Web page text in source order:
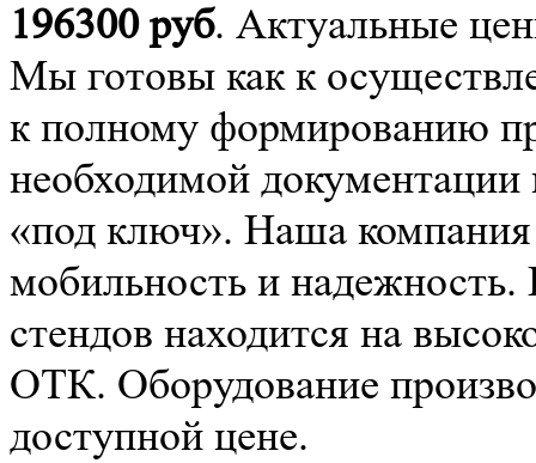
196300руб. Актуальные
Мы готовы как к
к полному формированию
необходимой
«под ключ». Наша компания
мобильность и
стендов находится на
ОТК. Оборудование
доступной цене.